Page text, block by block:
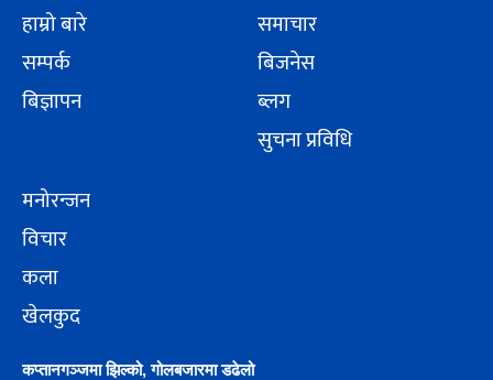
हाम्रो बारे
सम्पर्क
बिज्ञापन
समाचार
बिजनेस
ब्लग
सुचना प्रविधि
मनोरन्जन
विचार
कला
खेलकुद
कप्तानगञ्जमा झिल्को, गोलबजारमा डढेलो